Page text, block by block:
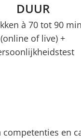
DUUR
à 70 tot 90
(online of live) +
en